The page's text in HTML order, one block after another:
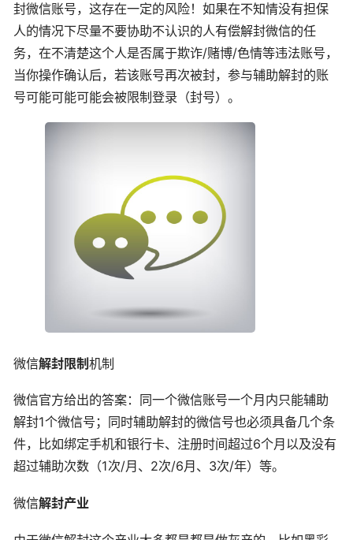
封微信账号，这存在一定的风险！如果在不知情没有担保
人的情况下尽量不要协助不认识的人有偿解封微信的任
务，在不清楚这个人是否属于欺诈/赌博/色情等违法账号，
当你操作确认后，若该账号再次被封，参与辅助解封的账
号可能可能可能会被限制登录（封号）。
微信解封限制机制
微信官方给出的答案：同一个微信账号一个月内只能辅助
解封1个微信号；同时辅助解封的微信号也必须具备几个条
件，比如绑定手机和银行卡、注册时间超过6个月以及没有
超过辅助次数（1次/月、2次/6月、3次/年）等。
微信解封产业